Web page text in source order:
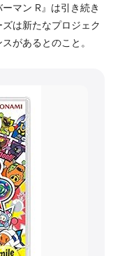
マン R』は引き続き
は新たなプロジェク
があるとのこと。